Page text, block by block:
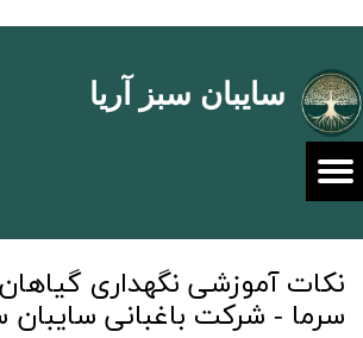
سایبان سبز آریا
نکات آموزشی نگهداری
سرما - شرکت باغبانی سایبان